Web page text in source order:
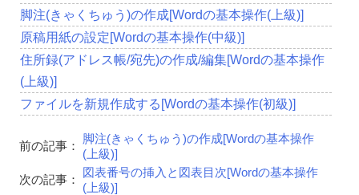
脚注(きゃくちゅう)の作成[Wordの基本操作(上級)]
原稿用紙の設定[Wordの基本操作(中級)]
住所録(アドレス帳/宛先)の作成/編集[Wordの基本操作
(上級)]
ファイルを新規作成する[Wordの基本操作(初級)]
前の記事：
脚注(きゃくちゅう)の作成[Wordの基本操作
(上級)]
次の記事：
図表番号の挿入と図表目次[Wordの基本操作
(上級)]